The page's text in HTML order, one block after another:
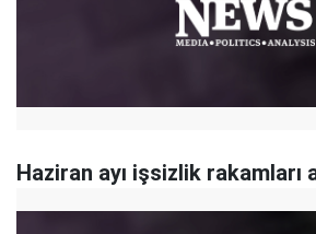
Haziran ayı işsizlik rakamları